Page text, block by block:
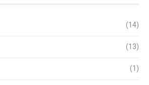
(14)
(13)
(1)